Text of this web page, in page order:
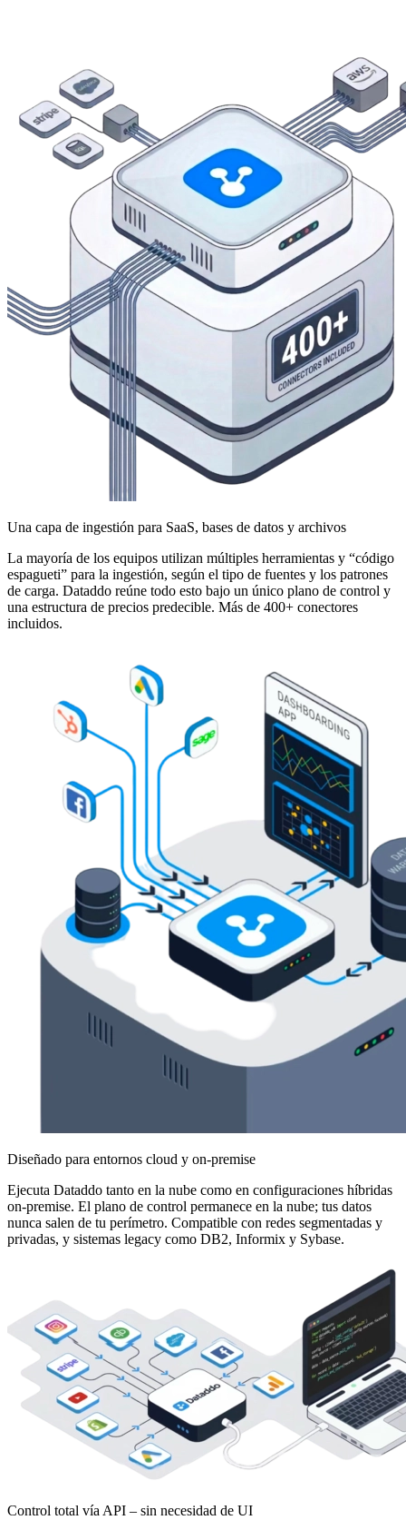
Una capa de ingestión para SaaS, bases de datos y archivos
La mayoría de los equipos utilizan múltiples herramientas y “código
espagueti” para la ingestión, según el tipo de fuentes y los patrones
de carga. Dataddo reúne todo esto bajo un único plano de control y
una estructura de precios predecible. Más de 400+ conectores
incluidos.
Diseñado para entornos cloud y on-premise
Ejecuta Dataddo tanto en la nube como en configuraciones híbridas
on-premise. El plano de control permanece en la nube; tus datos
nunca salen de tu perímetro. Compatible con redes segmentadas y
privadas, y sistemas legacy como DB2, Informix y Sybase.
Control total vía API – sin necesidad de UI